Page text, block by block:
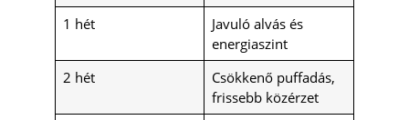
1 hét
Javuló alvás és
energiaszint
2 hét
Csökkenő puffadás,
frissebb közérzet